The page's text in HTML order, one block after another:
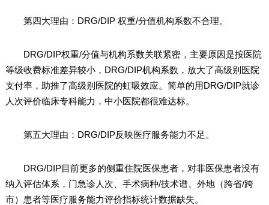
第四大理由：DRG/DIP 权重/分值机构系数不合理。
DRG/DIP权重/分值与机构系数关联紧密，主要原因是按医院
等级收费标准差异较小，DRG/DIP机构系数，放大了高级别医院
支付率，助推了高级别医院的虹吸效应。简单的用DRG/DIP就诊
人次评价临床专科能力，中小医院都很难达标。
第五大理由：DRG/DIP反映医疗服务能力不足。
DRG/DIP目前更多的侧重住院医保患者，对非医保患者没有
纳入评估体系，门急诊人次、手术病种/技术谱、外地（跨省/跨
市）患者等医疗服务能力评价指标统计数据缺失。